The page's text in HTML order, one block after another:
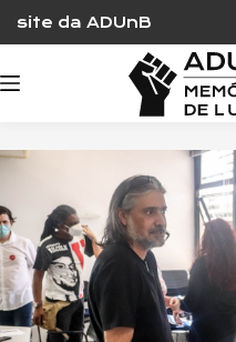
content
site da ADUnB